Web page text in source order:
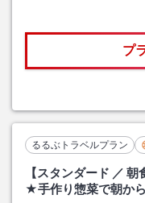
プ
るるぶトラベルプラン
【スタンダード ／
★手作り惣菜で朝か